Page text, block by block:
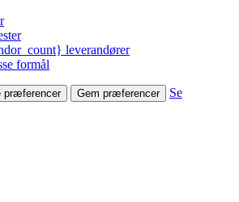
leverandører
formål
præferencer Gem præferencer
Se